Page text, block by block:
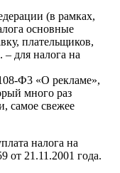
(в рамках,
основные
плательщиков,
для налога на
Ф3 «О рекламе»,
много раз
самое свежее
налога на
от 21.11.2001 года.